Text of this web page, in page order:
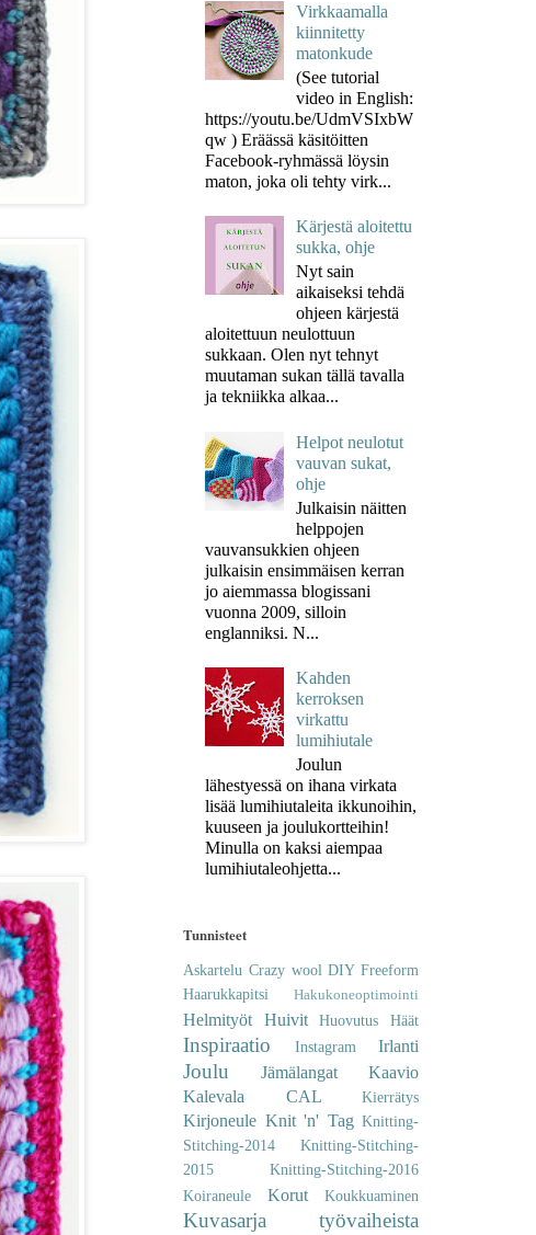
Virkkaamalla
kiinnitetty
matonkude
(See tutorial
video in English:
https://youtu.be/UdmVSIxbW
qw ) Eräässä käsitöitten
Facebook-ryhmässä löysin
maton, joka oli tehty virk...
Kärjestä aloitettu
sukka, ohje
Nyt sain
aikaiseksi tehdä
ohjeen kärjestä
aloitettuun neulottuun
sukkaan. Olen nyt tehnyt
muutaman sukan tällä tavalla
ja tekniikka alkaa...
Helpot neulotut
vauvan sukat,
ohje
Julkaisin näitten
helppojen
vauvansukkien ohjeen
julkaisin ensimmäisen kerran
jo aiemmassa blogissani
vuonna 2009, silloin
englanniksi. N...
Kahden
kerroksen
virkattu
lumihiutale
Joulun
lähestyessä on ihana virkata
lisää lumihiutaleita ikkunoihin,
kuuseen ja joulukortteihin!
Minulla on kaksi aiempaa
lumihiutaleohjetta...
Tunnisteet
Askartelu Crazy woolDIY Freeform
Haarukkapitsi Hakukoneoptimointi
Helmityöt HuivitHuovutusHäät
Inspiraatio Instagram Irlanti
Joulu Jämälangat Kaavio
Kalevala CAL Kierrätys
Kirjoneule Knit 'n' Tag Knitting-
Stitching-2014 Knitting-Stitching-
2015 Knitting-Stitching-2016
Koiraneule Korut Koukkuaminen
Kuvasarja työvaiheista